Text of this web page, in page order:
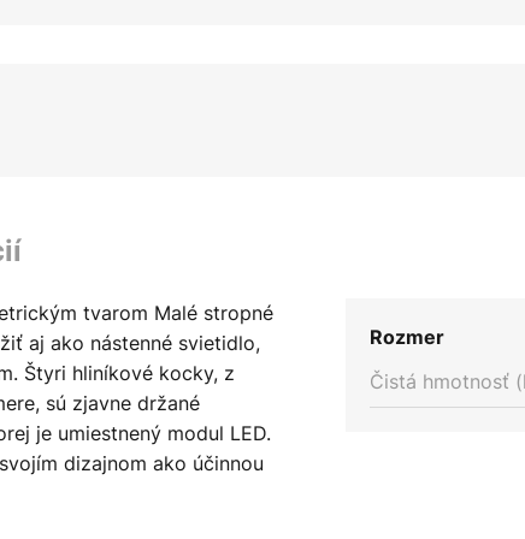
tvarom Malé stropné
aj ako nástenné svietidlo,
Štyri hliníkové kocky, z
sú zjavne držané
je umiestnený modul LED.
dizajnom ako účinnou
kartáčovaných
Rozmer
Čistá hmotnosť